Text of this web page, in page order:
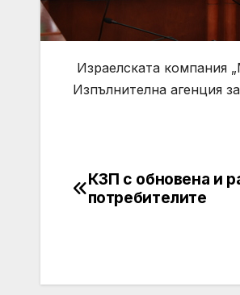
Израелската компания
Изпълнителна агенция
Post
КЗП с обновена и
потребителите